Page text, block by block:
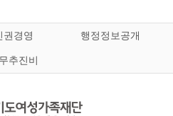
권경영 행정정보공개
추진비